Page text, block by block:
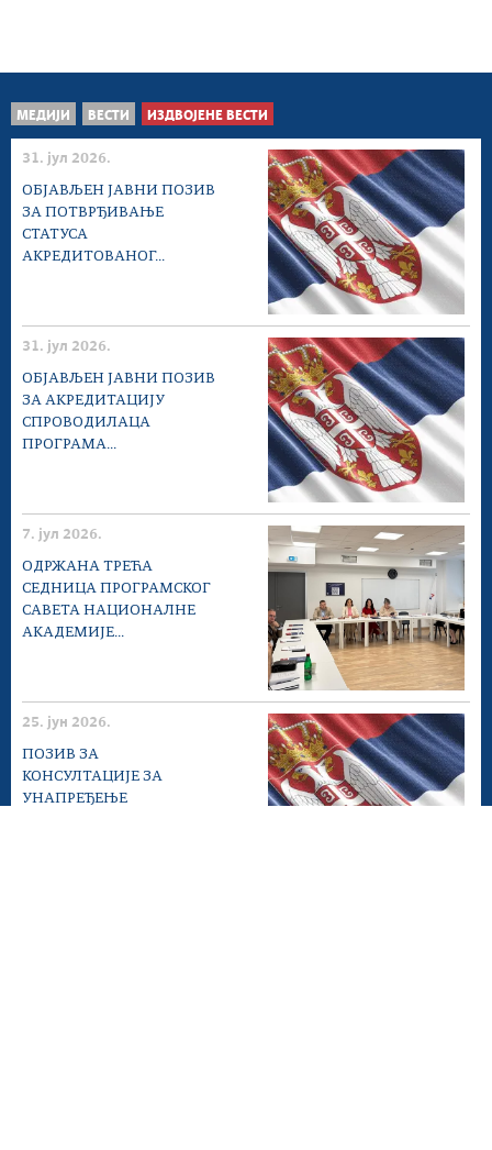
МЕДИЈИ ВЕСТИ ИЗДВОЈЕНЕ ВЕСТИ
31. јул 2026.
ОБЈАВЉЕН ЈАВНИ ПОЗИВ
ЗА ПОТВРЂИВАЊЕ
СТАТУСА
АКРЕДИТОВАНОГ...
31. јул 2026.
ОБЈАВЉЕН ЈАВНИ ПОЗИВ
ЗА АКРЕДИТАЦИЈУ
СПРОВОДИЛАЦА
ПРОГРАМА...
7. јул 2026.
ОДРЖАНА ТРЕЋА
СЕДНИЦА ПРОГРАМСКОГ
САВЕТА НАЦИОНАЛНЕ
АКАДЕМИЈЕ...
25. јун 2026.
ПОЗИВ ЗА
КОНСУЛТАЦИЈЕ ЗА
УНАПРЕЂЕЊЕ